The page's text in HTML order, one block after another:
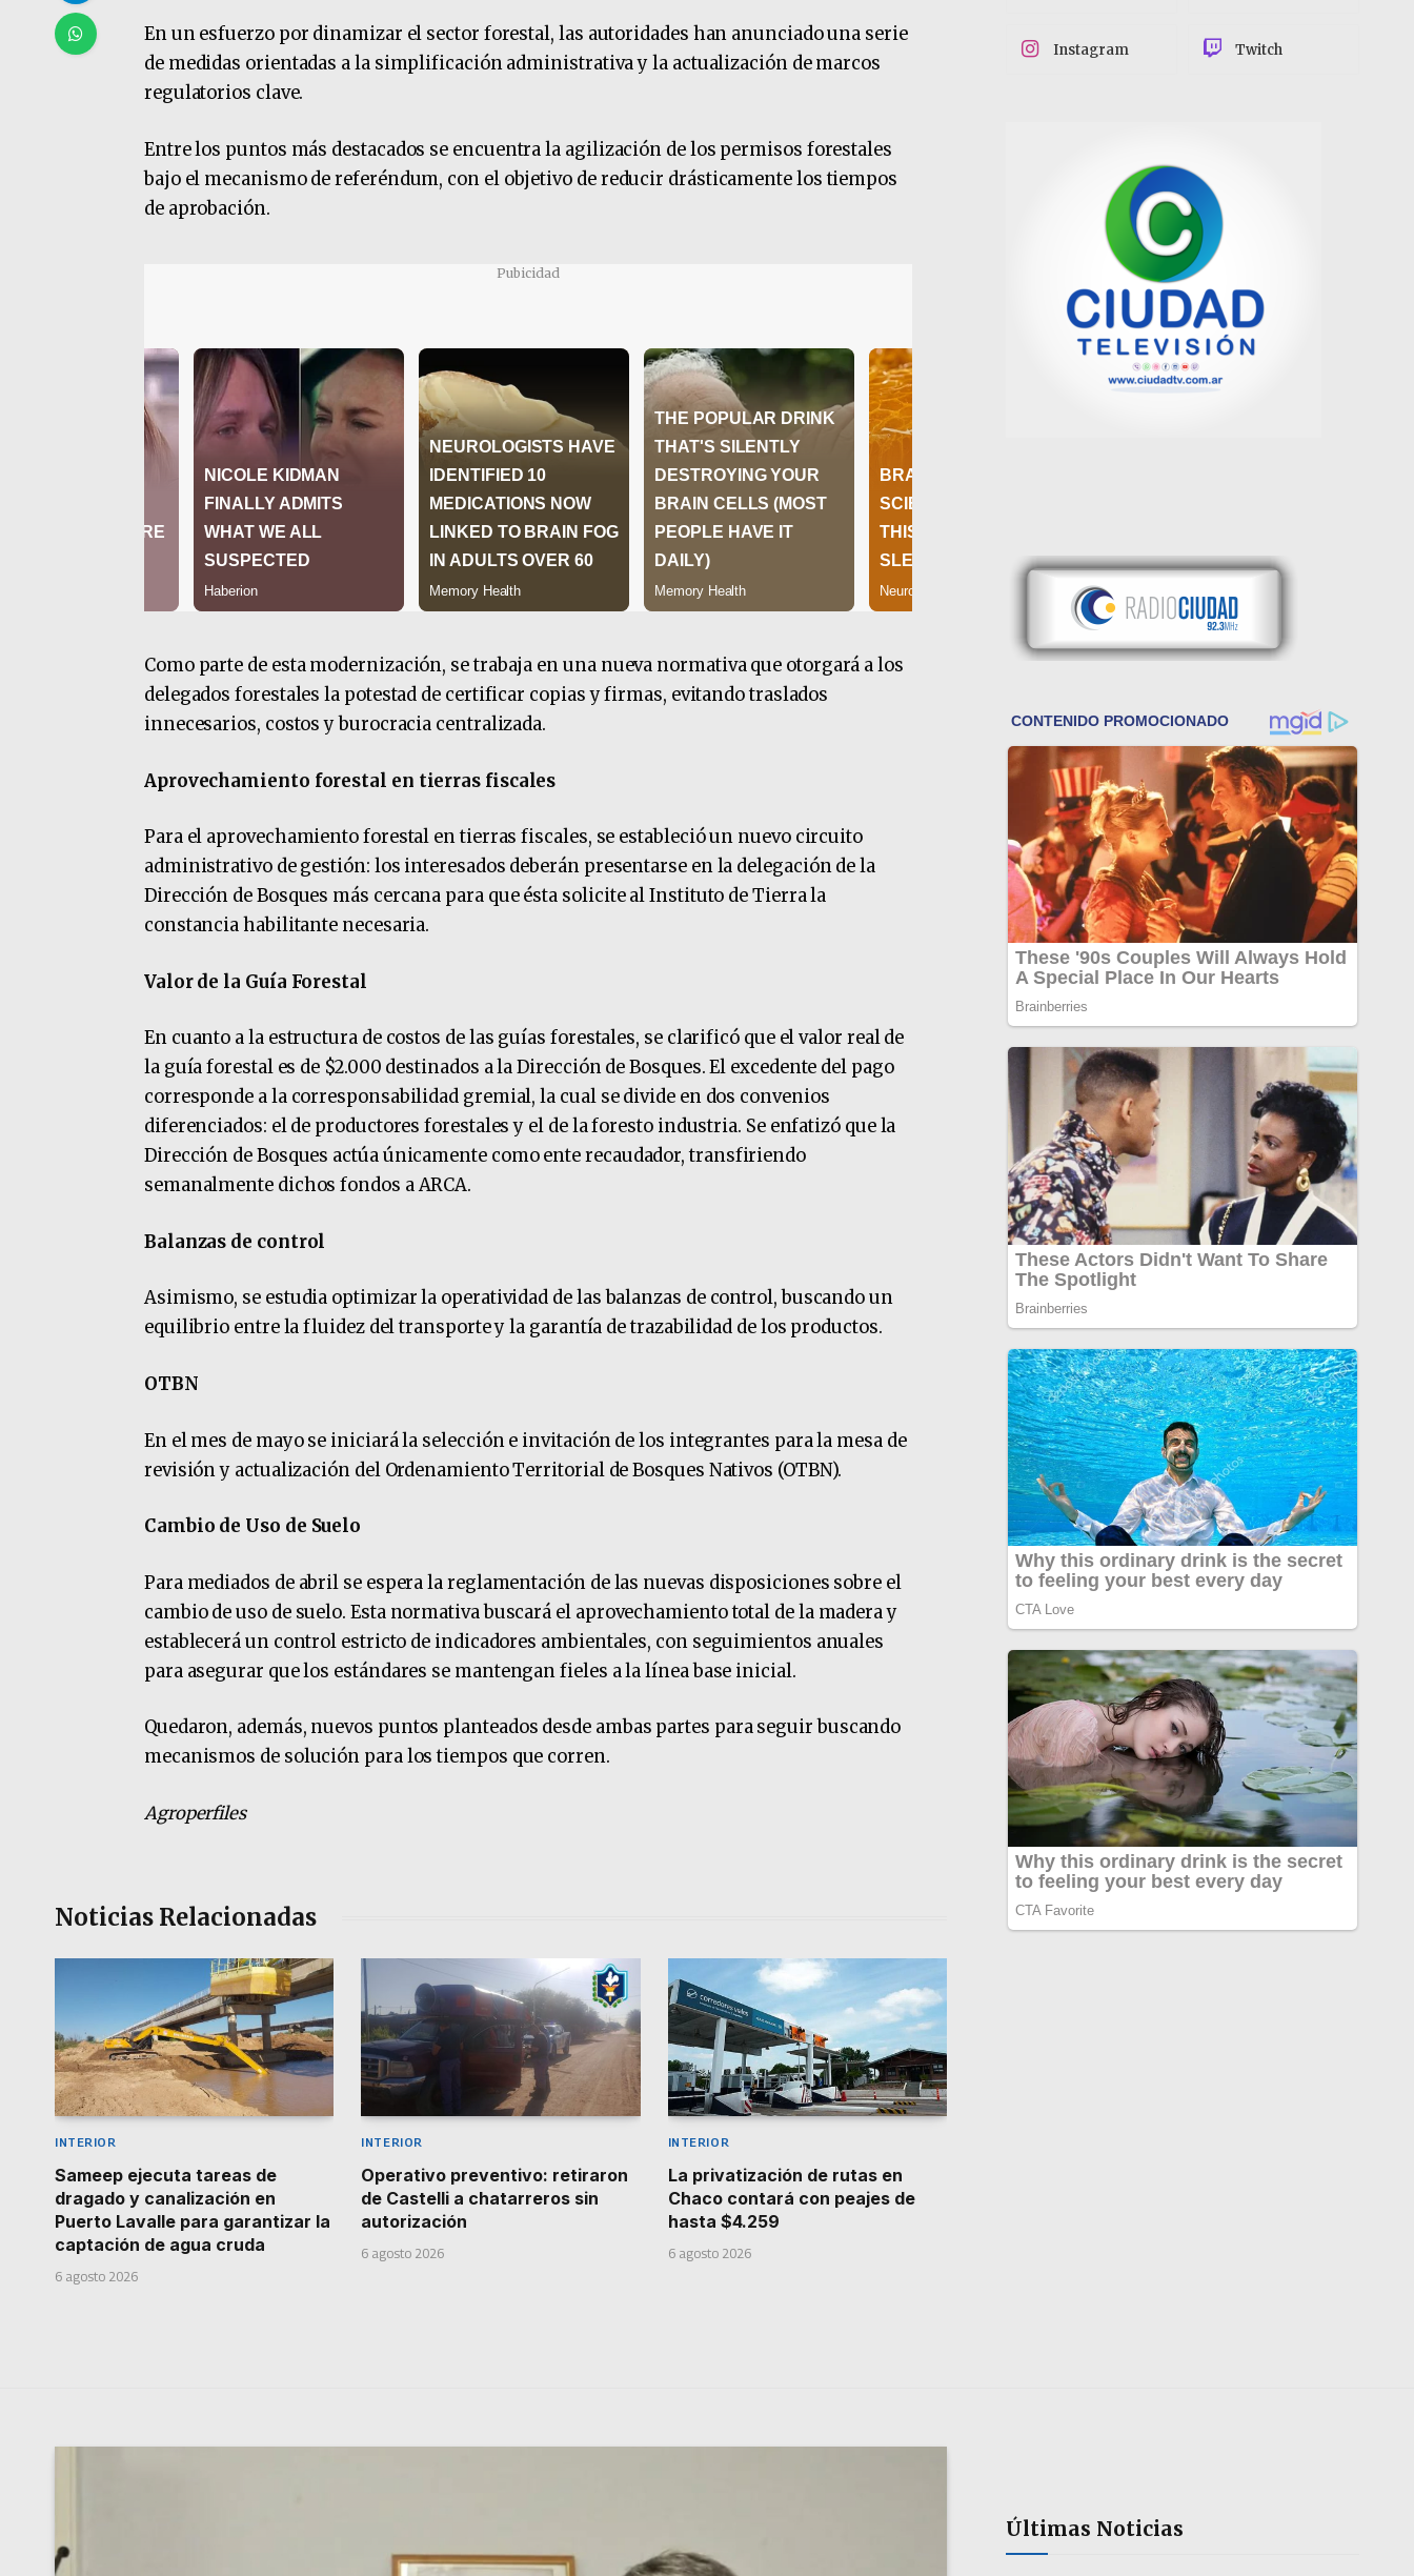
En un esfuerzo por dinamizar el sector forestal, las autoridades han anunciado una serie
de medidas orientadas a la simplificación administrativa y la actualización de marcos
regulatorios clave.
Entre los puntos más destacados se encuentra la agilización de los permisos forestales
bajo el mecanismo de referéndum, con el objetivo de reducir drásticamente los tiempos
de aprobación.
Pubicidad
Como parte de esta modernización, se trabaja en una nueva normativa que otorgará a los
delegados forestales la potestad de certificar copias y firmas, evitando traslados
innecesarios, costos y burocracia centralizada.
Aprovechamiento forestal en tierras fiscales
Para el aprovechamiento forestal en tierras fiscales, se estableció un nuevo circuito
administrativo de gestión: los interesados deberán presentarse en la delegación de la
Dirección de Bosques más cercana para que ésta solicite al Instituto de Tierra la
constancia habilitante necesaria.
Valor de la Guía Forestal
En cuanto a la estructura de costos de las guías forestales, se clarificó que el valor real de
la guía forestal es de $2.000 destinados a la Dirección de Bosques. El excedente del pago
corresponde a la corresponsabilidad gremial, la cual se divide en dos convenios
diferenciados: el de productores forestales y el de la foresto industria. Se enfatizó que la
Dirección de Bosques actúa únicamente como ente recaudador, transfiriendo
semanalmente dichos fondos a ARCA.
Balanzas de control
Asimismo, se estudia optimizar la operatividad de las balanzas de control, buscando un
equilibrio entre la fluidez del transporte y la garantía de trazabilidad de los productos.
OTBN
En el mes de mayo se iniciará la selección e invitación de los integrantes para la mesa de
revisión y actualización del Ordenamiento Territorial de Bosques Nativos (OTBN).
Cambio de Uso de Suelo
Para mediados de abril se espera la reglamentación de las nuevas disposiciones sobre el
cambio de uso de suelo. Esta normativa buscará el aprovechamiento total de la madera y
establecerá un control estricto de indicadores ambientales, con seguimientos anuales
para asegurar que los estándares se mantengan fieles a la línea base inicial.
Quedaron, además, nuevos puntos planteados desde ambas partes para seguir buscando
mecanismos de solución para los tiempos que corren.
Agroperfiles
Noticias Relacionadas
INTERIOR
Sameep ejecuta tareas de
dragado y canalización en
Puerto Lavalle para garantizar la
captación de agua cruda
6 agosto 2026
INTERIOR
Operativo preventivo: retiraron
de Castelli a chatarreros sin
autorización
6 agosto 2026
INTERIOR
La privatización de rutas en
Chaco contará con peajes de
hasta $4.259
6 agosto 2026
Instagram Twitch
Últimas Noticias